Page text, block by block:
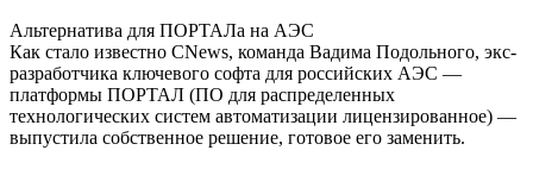
Альтернатива для ПОРТАЛа на АЭС
Как стало известно CNews, команда Вадима Подольного, экс-
разработчика ключевого софта для российских АЭС —
платформы ПОРТАЛ (ПО для распределенных
технологических систем автоматизации лицензированное) —
выпустила собственное решение, готовое его заменить.